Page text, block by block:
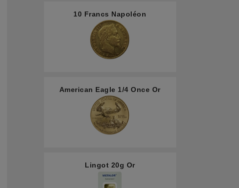
10 Francs Napoléon
American Eagle 1/4 Once Or
Lingot 20g Or